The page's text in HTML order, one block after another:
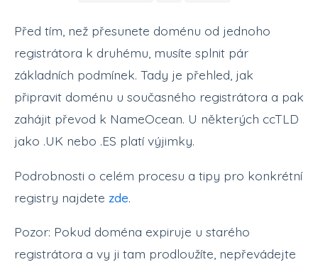
Před tím, než přesunete doménu od jednoho
registrátora k druhému, musíte splnit pár
základních podmínek. Tady je přehled, jak
připravit doménu u současného registrátora a pak
zahájit převod k NameOcean. U některých ccTLD
jako .UK nebo .ES platí výjimky.
Podrobnosti o celém procesu a tipy pro konkrétní
registry najdete zde.
Pozor: Pokud doména expiruje u starého
registrátora a vy ji tam prodloužíte, nepřevádejte